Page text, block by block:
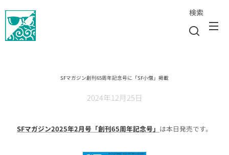
検索
SFマガジン創刊65周年記念号に「SF小僧」掲載
2024年12月25日
SFマガジン2025年2月号「創刊65周年記念号」 は本日発売です。